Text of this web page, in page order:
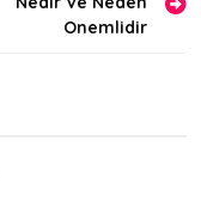
Onemlidir